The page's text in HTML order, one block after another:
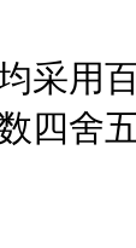
用百
四舍